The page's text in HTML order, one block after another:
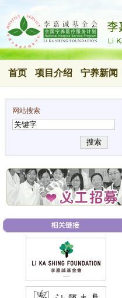
首页 项目介绍 宁养新闻
网站搜索
搜索